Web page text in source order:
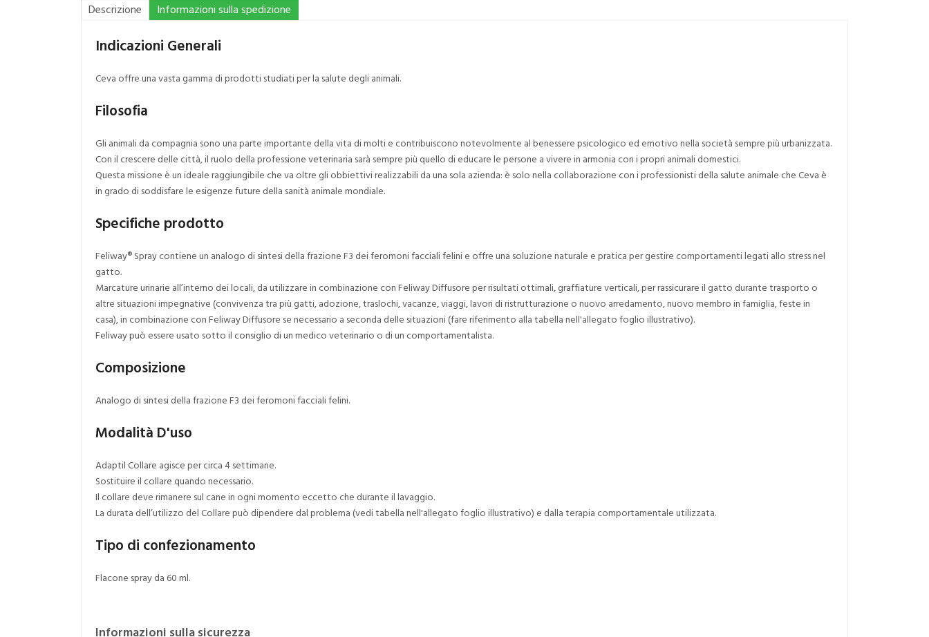
Descrizione Informazioni sulla spedizione
Indicazioni Generali
Ceva offre una vasta gamma di prodotti studiati per la salute degli animali.
Filosofia
Gli animali da compagnia sono una parte importante della vita di molti e contribuiscono notevolmente al benessere psicologico ed emotivo nella società sempre più urbanizzata.
Con il crescere delle città, il ruolo della professione veterinaria sarà sempre più quello di educare le persone a vivere in armonia con i propri animali domestici.
Questa missione è un ideale raggiungibile che va oltre gli obbiettivi realizzabili da una sola azienda: è solo nella collaborazione con i professionisti della salute animale che Ceva è
in grado di soddisfare le esigenze future della sanità animale mondiale.
Specifiche prodotto
Feliway® Spray contiene un analogo di sintesi della frazione F3 dei feromoni facciali felini e offre una soluzione naturale e pratica per gestire comportamenti legati allo stress nel
gatto.
Marcature urinarie all’interno dei locali, da utilizzare in combinazione con Feliway Diffusore per risultati ottimali, graffiature verticali, per rassicurare il gatto durante trasporto o
altre situazioni impegnative (convivenza tra più gatti, adozione, traslochi, vacanze, viaggi, lavori di ristrutturazione o nuovo arredamento, nuovo membro in famiglia, feste in
casa), in combinazione con Feliway Diffusore se necessario a seconda delle situazioni (fare riferimento alla tabella nell'allegato foglio illustrativo).
Feliway può essere usato sotto il consiglio di un medico veterinario o di un comportamentalista.
Composizione
Analogo di sintesi della frazione F3 dei feromoni facciali felini.
Modalità D'uso
Adaptil Collare agisce per circa 4 settimane.
Sostituire il collare quando necessario.
Il collare deve rimanere sul cane in ogni momento eccetto che durante il lavaggio.
La durata dell’utilizzo del Collare può dipendere dal problema (vedi tabella nell'allegato foglio illustrativo) e dalla terapia comportamentale utilizzata.
Tipo di confezionamento
Flacone spray da 60 ml.
Informazioni sulla sicurezza